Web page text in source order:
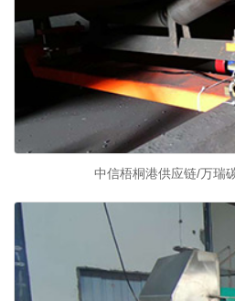
中信梧桐港供应链/万瑞